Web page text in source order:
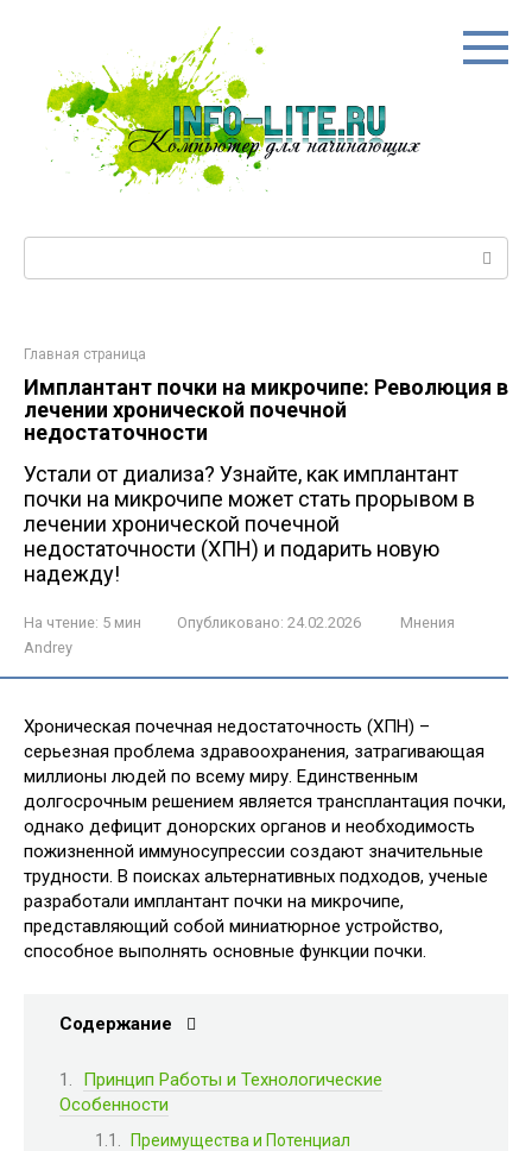
Главная страница
Имплантант почки на микрочипе: Революция в
лечении хронической почечной
недостаточности
Устали от диализа? Узнайте, как имплантант
почки на микрочипе может стать прорывом в
лечении хронической почечной
недостаточности (ХПН) и подарить новую
надежду!
На чтение: 5 мин Опубликовано: 24.02.2026
Мнения
Andrey
Хроническая почечная недостаточность (ХПН) –
серьезная проблема здравоохранения, затрагивающая
миллионы людей по всему миру. Единственным
долгосрочным решением является трансплантация почки,
однако дефицит донорских органов и необходимость
пожизненной иммуносупрессии создают значительные
трудности. В поисках альтернативных подходов, ученые
разработали имплантант почки на микрочипе,
представляющий собой миниатюрное устройство,
способное выполнять основные функции почки.
Содержание
Принцип Работы и Технологические
Особенности
Преимущества и Потенциал